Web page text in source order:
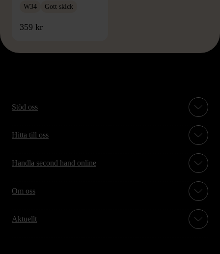
W34 Gott skick
359 kr
Stöd oss
Hitta till oss
Handla second hand online
Om oss
Aktuellt